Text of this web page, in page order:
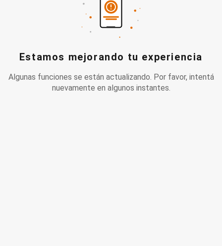
Estamos mejorando tu experiencia
Algunas funciones se están actualizando. Por favor, intentá
nuevamente en algunos instantes.